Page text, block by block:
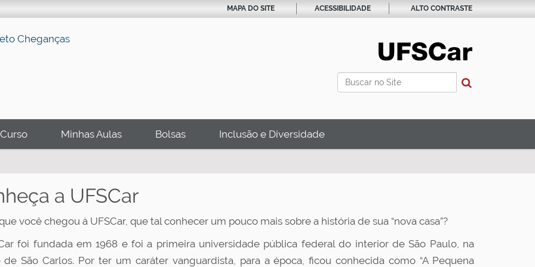
Busca
MAPA DO SITE ACESSIBILIDADE ALTO CONTRASTE
Minhas Aulas Bolsas Inclusão e Diversidade
a UFSCar
você chegou à UFSCar, que tal conhecer um pouco mais sobre a história de sua “nova casa”?
foi fundada em 1968 e foi a primeira universidade pública federal do interior de São Paulo, na
de São Carlos. Por ter um caráter vanguardista, para a época, ficou conhecida como “A Pequena